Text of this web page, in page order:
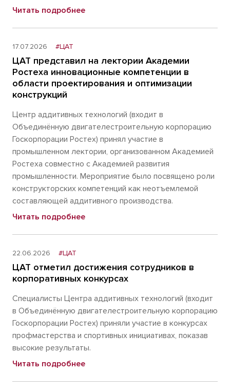
Читать подробнее
17.07.2026 #ЦАТ
ЦАТ представил на лектории Академии
Ростеха инновационные компетенции в
области проектирования и оптимизации
конструкций
Центр аддитивных технологий (входит в
Объединённую двигателестроительную корпорацию
Госкорпорации Ростех) принял участие в
промышленном лектории, организованном Академией
Ростеха совместно с Академией развития
промышленности. Мероприятие было посвящено роли
конструкторских компетенций как неотъемлемой
составляющей аддитивного производства.
Читать подробнее
22.06.2026 #ЦАТ
ЦАТ отметил достижения сотрудников в
корпоративных конкурсах
Специалисты Центра аддитивных технологий (входит
в Объединённую двигателестроительную корпорацию
Госкорпорации Ростех) приняли участие в конкурсах
профмастерства и спортивных инициативах, показав
высокие результаты.
Читать подробнее